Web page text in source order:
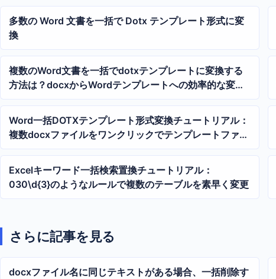
多数の Word 文書を一括で Dotx テンプレート形式に変
換
複数のWord文書を一括でdotxテンプレートに変換する
方法は？docxからWordテンプレートへの効率的な変換
方法
Word一括DOTXテンプレート形式変換チュートリアル：
複数docxファイルをワンクリックでテンプレートファイ
ルに生成
Excelキーワード一括検索置換チュートリアル：
030\d{3}のようなルールで複数のテーブルを素早く変更
さらに記事を見る
docxファイル名に同じテキストがある場合、一括削除す